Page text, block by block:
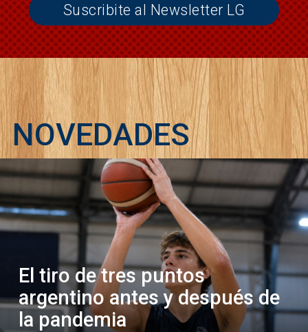
Suscribite al Newsletter LG
NOVEDADES
El tiro de tres puntos
argentino antes y después de
la pandemia